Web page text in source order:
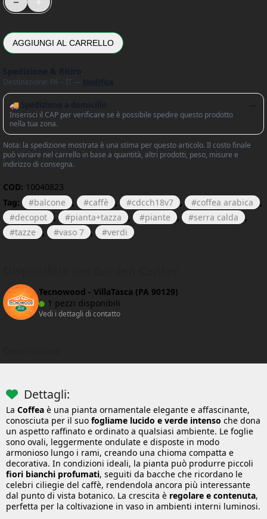
AGGIUNGI AL CARRELLO
Destinazione: PA – IT —
🚚 Spedizione a domicilio
Inserisci il CAP per verificare se è possibile spedire questo prodotto
nella tua zona.
Nota: la spedizione mostrata è una stima per questo articolo. Il costo finale
può variare nel carrello in base a quantità, altri prodotti, peso, misure e
indirizzo di consegna.
COD: 10040823
Tag:
balcone , caffè , cdcch18v7 , coffea arabica
,
decopot
, pianta+tazza , piante , serra calda
,
tazze
, vaso 7 , verdi
Tecnowood - VillaTasca (PA 90129)
1 pezzi disponibili
Vedi i dettagli di contatto
Dettagli:
La Coffea è una pianta ornamentale elegante e affascinante,
conosciuta per il suo fogliame lucido e verde intenso che dona
un aspetto raffinato e ordinato a qualsiasi ambiente. Le foglie
sono ovali, leggermente ondulate e disposte in modo
armonioso lungo i rami, creando una chioma compatta e
decorativa. In condizioni ideali, la pianta può produrre piccoli
fiori bianchi profumati, seguiti da bacche che ricordano le
celebri ciliegie del caffè, rendendola ancora più interessante
dal punto di vista botanico. La crescita è regolare e contenuta,
perfetta per la coltivazione in vaso in ambienti interni luminosi.